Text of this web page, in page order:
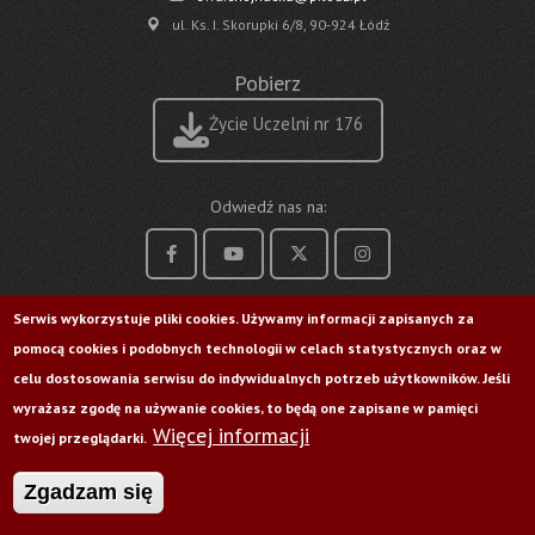
ul. Ks. I. Skorupki 6/8, 90-924 Łódź
Pobierz
Życie Uczelni nr 176
Odwiedź nas na:
Serwis wykorzystuje pliki cookies. Używamy informacji zapisanych za
pomocą cookies i podobnych technologii w celach statystycznych oraz w
celu dostosowania serwisu do indywidualnych potrzeb użytkowników. Jeśli
wyrażasz zgodę na używanie cookies, to będą one zapisane w pamięci
twojej przeglądarki. Więcej informacji
Zgadzam się